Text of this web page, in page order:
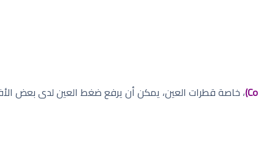
، خاصة قطرات العين، يمكن أن يرفع ضغط العين لدى بعض